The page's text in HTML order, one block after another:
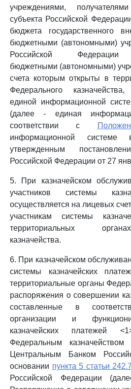
учреждениями,
субъекта Российской
бюджета государственного
бюджетными (автономными)
Российской Федерации
бюджетными (автономными)
счета которым открыты в
Федерального
единой информационной
(далее - единая
соответствии с
информационной
утвержденным
Российской Федерации от 27
5. При казначейском
участников системы
осуществляется на лицевых
участникам системы
территориальных
казначейства.
6. При казначейском
системы казначейских
территориальные органы
распоряжения о совершении
составленные в
организации и
казначейских платежей
Федеральным
Центральным Банком
основании пункта 5 статьи 242.7
Российской Федерации